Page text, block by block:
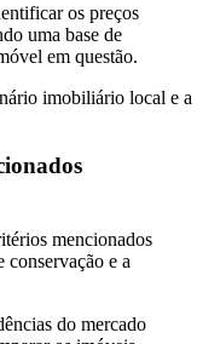
os preços
uma base de
em questão.
imobiliário local e a
mencionados
conservação e a
do mercado